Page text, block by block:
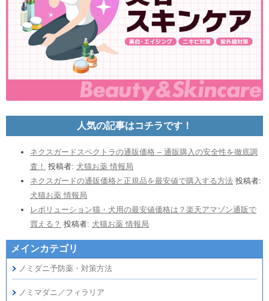
人気の記事はコチラです！
メインカテゴリ
ノミダニ予防薬・対策方法
ノミマダニ／フィラリア